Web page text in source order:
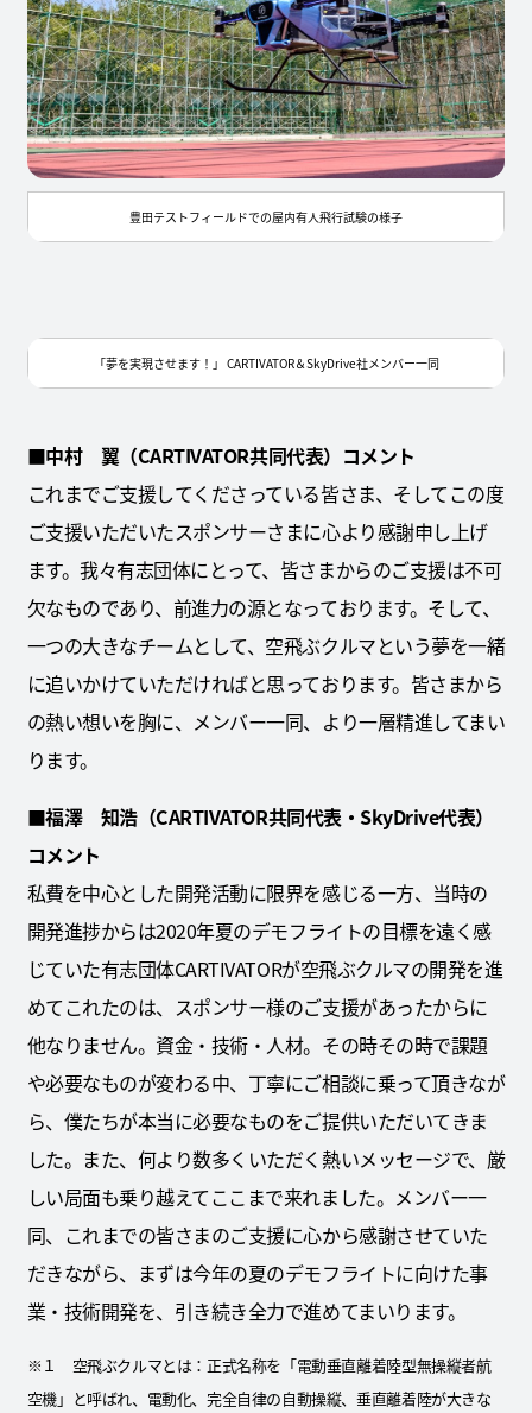
豊田テストフィールドでの屋内有人飛行試験の様子
「夢を実現させます！」 CARTIVATOR＆SkyDrive社メンバー一同
■中村 翼（CARTIVATOR共同代表）コメント
これまでご支援してくださっている皆さま、そしてこの度
ご支援いただいたスポンサーさまに心より感謝申し上げ
ます。我々有志団体にとって、皆さまからのご支援は不可
欠なものであり、前進力の源となっております。そして、
一つの大きなチームとして、空飛ぶクルマという夢を一緒
に追いかけていただければと思っております。皆さまから
の熱い想いを胸に、メンバー一同、より一層精進してまい
ります。
■福澤 知浩（CARTIVATOR共同代表・SkyDrive代表）
コメント
私費を中心とした開発活動に限界を感じる一方、当時の
開発進捗からは2020年夏のデモフライトの目標を遠く感
じていた有志団体CARTIVATORが空飛ぶクルマの開発を進
めてこれたのは、スポンサー様のご支援があったからに
他なりません。資金・技術・人材。その時その時で課題
や必要なものが変わる中、丁寧にご相談に乗って頂きなが
ら、僕たちが本当に必要なものをご提供いただいてきま
した。また、何より数多くいただく熱いメッセージで、厳
しい局面も乗り越えてここまで来れました。メンバー一
同、これまでの皆さまのご支援に心から感謝させていた
だきながら、まずは今年の夏のデモフライトに向けた事
業・技術開発を、引き続き全力で進めてまいります。
※１ 空飛ぶクルマとは：正式名称を「電動垂直離着陸型無操縦者航
空機」と呼ばれ、電動化、完全自律の自動操縦、垂直離着陸が大きな